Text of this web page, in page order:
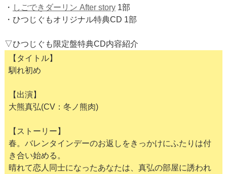
・ しごできダーリン After story1部
・ひつじぐもオリジナル特典CD 1部
▽ひつじぐも限定盤特典CD内容紹介
【タイトル】
馴れ初め
【出演】
大熊真弘(CV：冬ノ熊肉)
【ストーリー】
春。バレンタインデーのお返しをきっかけにふたりは付
き合い始める。
晴れて恋人同士になったあなたは、真弘の部屋に誘われ